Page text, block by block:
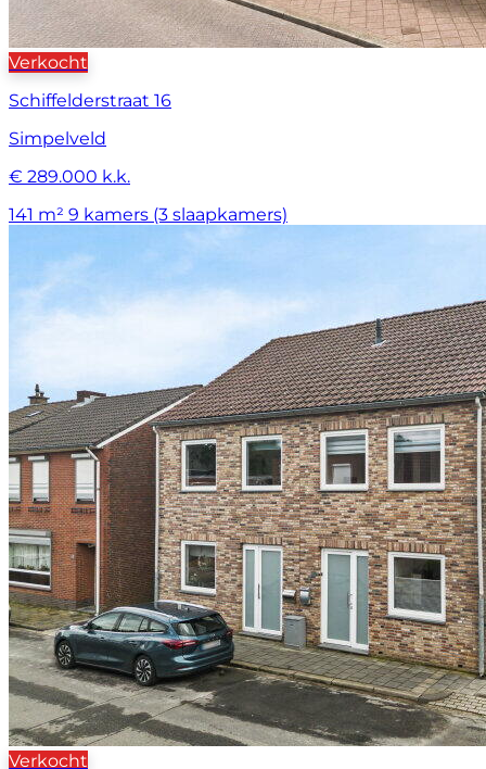
Verkocht
Schiffelderstraat 16
Simpelveld
€ 289.000 k.k.
141 m² 9 kamers (3 slaapkamers)
Verkocht